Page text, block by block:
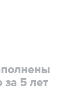
за 5 лет